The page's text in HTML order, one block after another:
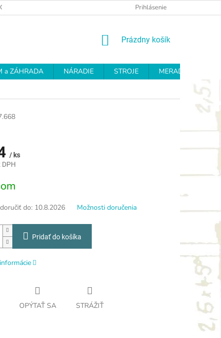
OSOBNÝCH ÚDAJOV REKLAMAČNÝ PROTOKOL
Prihlásenie
NÁKUPNÝ
Prázdny košík
a ZÁHRADA NÁRADIE STROJE MERADLÁ
/ ks
do: 10.8.2026 Možnosti doručenia
Pridať do košíka
OPÝTAŤ SA STRÁŽIŤ